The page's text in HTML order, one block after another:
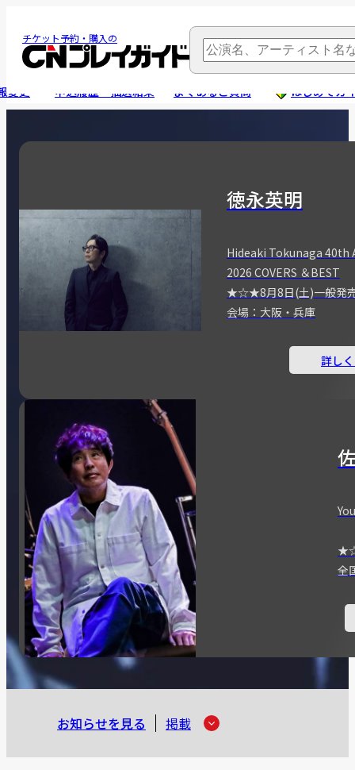
チケット予約・購入の
変更 申込履歴・抽選結果 よくあるご質問 はじめてガ
徳永英明
Hideaki Tokunaga 40th
2026 COVERS ＆BEST
★☆★8月8日(土)一般
会場：大阪・兵庫
詳し
全
お知らせを見る 掲載